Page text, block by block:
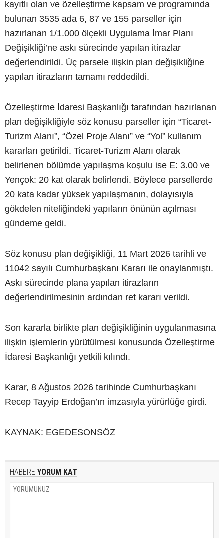
kayıtlı olan ve özelleştirme kapsam ve programında
bulunan 3535 ada 6, 87 ve 155 parseller için
hazırlanan 1/1.000 ölçekli Uygulama İmar Planı
Değişikliği’ne askı sürecinde yapılan itirazlar
değerlendirildi. Üç parsele ilişkin plan değişikliğine
yapılan itirazların tamamı reddedildi.
Özelleştirme İdaresi Başkanlığı tarafından hazırlanan
plan değişikliğiyle söz konusu parseller için “Ticaret-
Turizm Alanı”, “Özel Proje Alanı” ve “Yol” kullanım
kararları getirildi. Ticaret-Turizm Alanı olarak
belirlenen bölümde yapılaşma koşulu ise E: 3.00 ve
Yençok: 20 kat olarak belirlendi. Böylece parsellerde
20 kata kadar yüksek yapılaşmanın, dolayısıyla
gökdelen niteliğindeki yapıların önünün açılması
gündeme geldi.
Söz konusu plan değişikliği, 11 Mart 2026 tarihli ve
11042 sayılı Cumhurbaşkanı Kararı ile onaylanmıştı.
Askı sürecinde plana yapılan itirazların
değerlendirilmesinin ardından ret kararı verildi.
Son kararla birlikte plan değişikliğinin uygulanmasına
ilişkin işlemlerin yürütülmesi konusunda Özelleştirme
İdaresi Başkanlığı yetkili kılındı.
Karar, 8 Ağustos 2026 tarihinde Cumhurbaşkanı
Recep Tayyip Erdoğan’ın imzasıyla yürürlüğe girdi.
KAYNAK: EGEDESONSÖZ
HABERE YORUM KAT